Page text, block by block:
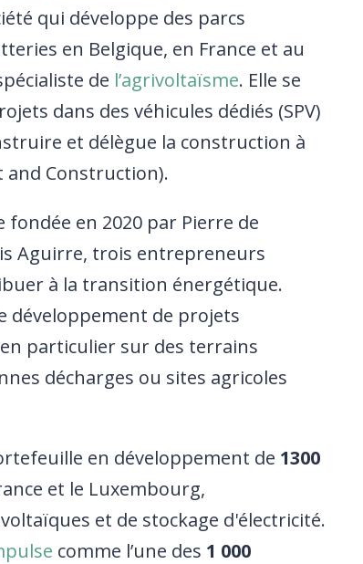
qui développe des parcs
en Belgique, en France et au
de l’agrivoltaïsme. Elle se
dans des véhicules dédiés (SPV)
et délègue la construction à
and Construction).
en 2020 par Pierre de
Aguirre, trois entrepreneurs
à la transition énergétique.
développement de projets
particulier sur des terrains
décharges ou sites agricoles
en développement de 1300
et le Luxembourg,
et de stockage d'électricité.
comme l’une des 1 000